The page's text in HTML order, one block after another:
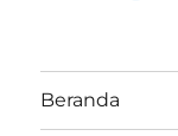
Beranda